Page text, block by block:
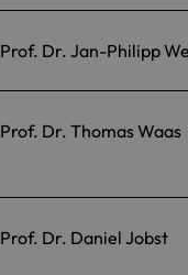
Prof. Dr. Jan-Philipp
Prof. Dr. Thomas Waas
Prof. Dr. Daniel Jobst